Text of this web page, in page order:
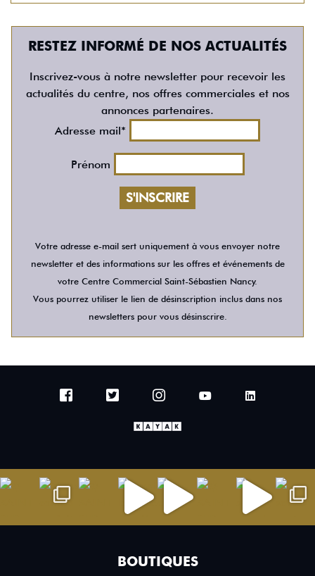
RESTEZ INFORMÉ DE NOS ACTUALITÉS
Inscrivez-vous à notre newsletter pour recevoir les
actualités du centre, nos offres commerciales et nos
annonces partenaires.
Adresse mail*
Prénom
Votre adresse e-mail sert uniquement à vous envoyer notre
newsletter et des informations sur les offres et événements de
votre Centre Commercial Saint-Sébastien Nancy.
Vous pourrez utiliser le lien de désinscription inclus dans nos
newsletters pour vous désinscrire.
BOUTIQUES